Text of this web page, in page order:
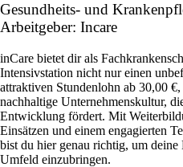
Gesundheits- und
Arbeitgeber: Incare
inCare bietet dir als
Intensivstation nicht nur einen
attraktiven Stundenlohn ab 30,00
nachhaltige Unternehmenskultur,
Entwicklung fördert. Mit
Einsätzen und einem engagierten
bist du hier genau richtig, um deine
Umfeld einzubringen.